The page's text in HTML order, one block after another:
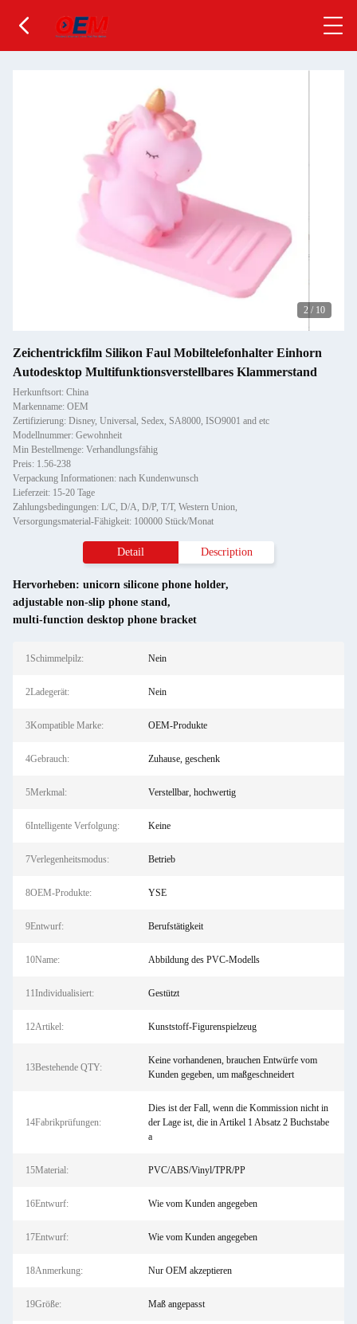
2 / 10
Zeichentrickfilm Silikon Faul Mobiltelefonhalter Einhorn
Autodesktop Multifunktionsverstellbares Klammerstand
Herkunftsort: China
Markenname: OEM
Zertifizierung: Disney, Universal, Sedex, SA8000, ISO9001 and etc
Modellnummer: Gewohnheit
Min Bestellmenge: Verhandlungsfähig
Preis: 1.56-238
Verpackung Informationen: nach Kundenwunsch
Lieferzeit: 15-20 Tage
Zahlungsbedingungen: L/C, D/A, D/P, T/T, Western Union,
Versorgungsmaterial-Fähigkeit: 100000 Stück/Monat
Detail Description
Hervorheben: unicorn silicone phone holder,
adjustable non-slip phone stand,
multi-function desktop phone bracket
1Schimmelpilz: Nein
2Ladegerät: Nein
3Kompatible Marke: OEM-Produkte
4Gebrauch: Zuhause, geschenk
5Merkmal: Verstellbar, hochwertig
6Intelligente Verfolgung: Keine
7Verlegenheitsmodus: Betrieb
8OEM-Produkte: YSE
9Entwurf: Berufstätigkeit
10Name: Abbildung des PVC-Modells
11Individualisiert: Gestützt
12Artikel: Kunststoff-Figurenspielzeug
13Bestehende QTY:
Keine vorhandenen, brauchen Entwürfe vom
Kunden gegeben, um maßgeschneidert
14Fabrikprüfungen:
Dies ist der Fall, wenn die Kommission nicht in
der Lage ist, die in Artikel 1 Absatz 2 Buchstabe
a
15Material: PVC/ABS/Vinyl/TPR/PP
16Entwurf: Wie vom Kunden angegeben
17Entwurf: Wie vom Kunden angegeben
18Anmerkung: Nur OEM akzeptieren
19Größe: Maß angepasst